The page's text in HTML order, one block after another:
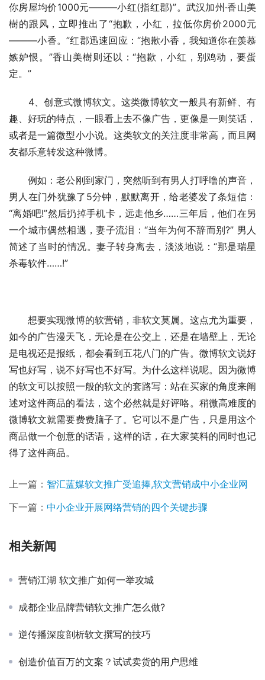
你房屋均价1000元———小红(指红郡)”。武汉加州·香山美
樹的跟风，立即推出了“抱歉，小红，拉低你房价2000元
———小香。”红郡迅速回应：“抱歉小香，我知道你在羡慕
嫉妒恨。”香山美樹则还以：“抱歉，小红，别鸡动，要蛋
定。”
4、创意式微博软文。这类微博软文一般具有新鲜、有
趣、好玩的特点，一眼看上去不像广告，更像是一则笑话，
或者是一篇微型小小说。这类软文的关注度非常高，而且网
友都乐意转发这种微博。
例如：老公刚到家门，突然听到有男人打呼噜的声音，
男人在门外犹豫了5分钟，默默离开，给老婆发了条短信：
“离婚吧!”然后扔掉手机卡，远走他乡……三年后，他们在另
一个城市偶然相遇，妻子流泪：“当年为何不辞而别?” 男人
简述了当时的情况。妻子转身离去，淡淡地说：“那是瑞星
杀毒软件……!”
想要实现微博的软营销，非软文莫属。这点尤为重要，
如今的广告漫天飞，无论是在公交上，还是在墙壁上，无论
是电视还是报纸，都会看到五花八门的广告。微博软文说好
写也好写，说不好写也不好写。为什么这样说呢。因为微博
的软文可以按照一般的软文的套路写：站在买家的角度来阐
述对这件商品的看法，这个必然就是好评咯。稍微高难度的
微博软文就需要费费脑子了。它可以不是广告，只是用这个
商品做一个创意的话语，这样的话，在大家笑料的同时也记
得了这件商品。
上一篇： 智汇蓝媒软文推广受追捧,软文营销成中小企业网
下一篇： 中小企业开展网络营销的四个关键步骤
相关新闻
营销江湖 软文推广如何一举攻城
成都企业品牌营销软文推广怎么做?
逆传播深度剖析软文撰写的技巧
创造价值百万的文案？试试卖货的用户思维